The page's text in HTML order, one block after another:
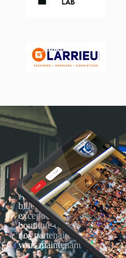
Actualités, nouveautés,
billetterie, remises
exceptionnelles dans la
boutique officielles & chez
nos partenaires… Inscrivez-
vous maintenant